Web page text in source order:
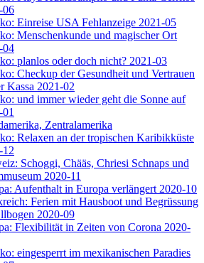
06
Einreise USA Fehlanzeige 2021-05
Menschenkunde und magischer Ort
04
planlos oder doch nicht? 2021-03
Checkup der Gesundheit und Vertrauen
Kassa 2021-02
und immer wieder geht die Sonne auf
Zentralamerika
Relaxen an der tropischen Karibikküste
12
Schoggi, Chääs, Chriesi Schnaps und
2020-11
Aufenthalt in Europa verlängert 2020-10
Ferien mit Hausboot und Begrüssung
2020-09
Flexibilität in Zeiten von Corona 2020-
eingesperrt im mexikanischen Paradies